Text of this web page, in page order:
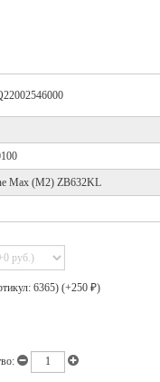
Max (M2) ZB632KL
6365) (+250 ₽)